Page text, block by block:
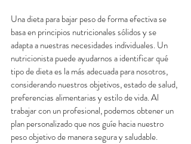
Una dieta para bajar peso de forma efectiva se
basa en principios nutricionales sólidos y se
adapta a nuestras necesidades individuales. Un
nutricionista puede ayudarnos a identificar qué
tipo de dieta es la más adecuada para nosotros,
considerando nuestros objetivos, estado de salud,
preferencias alimentarias y estilo de vida. Al
trabajar con un profesional, podemos obtener un
plan personalizado que nos guíe hacia nuestro
peso objetivo de manera segura y saludable.